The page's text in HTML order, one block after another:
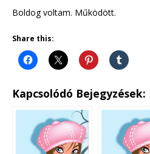
Boldog voltam. Működött.
Share this:
Kapcsolódó Bejegyzések: